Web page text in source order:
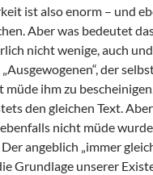
ist also enorm – und
Aber was bedeutet
nicht wenige, auch
der
ihm zu
den gleichen Text.
nicht müde
angeblich „immer
Grundlage unserer